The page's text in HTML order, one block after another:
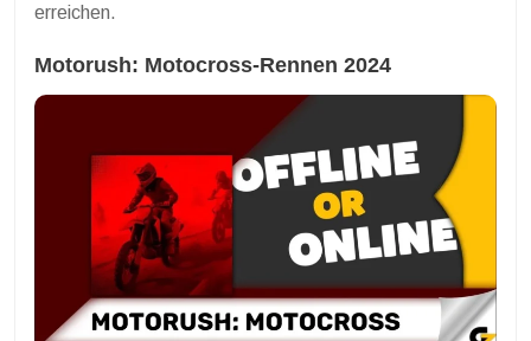
erreichen.
Motorush: Motocross-Rennen 2024